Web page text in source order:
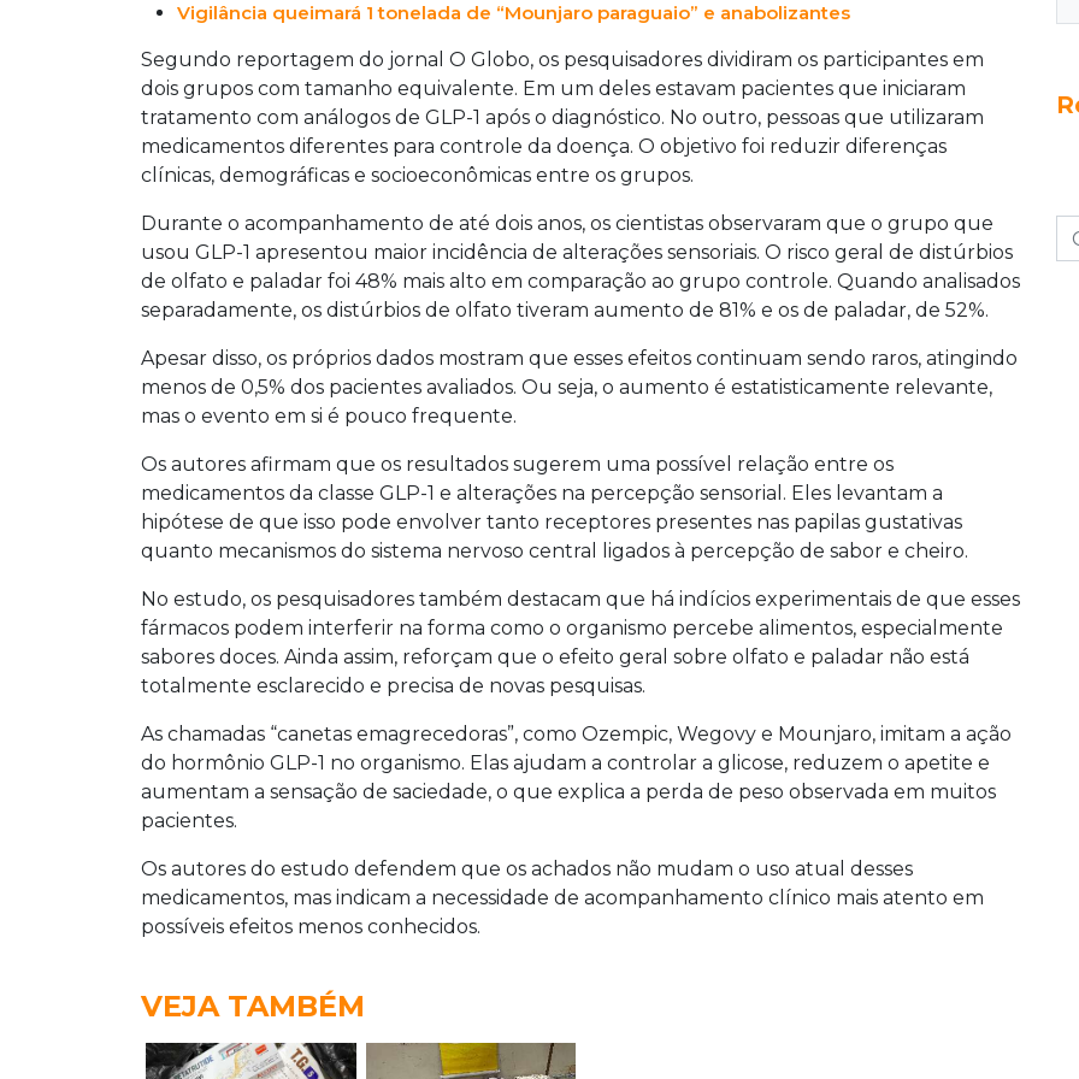
Vigilância queimará 1 tonelada de “Mounjaro paraguaio” e anabolizantes
Segundo reportagem do jornal O Globo, os pesquisadores dividiram os participantes em
dois grupos com tamanho equivalente. Em um deles estavam pacientes que iniciaram
tratamento com análogos de GLP-1 após o diagnóstico. No outro, pessoas que utilizaram
medicamentos diferentes para controle da doença. O objetivo foi reduzir diferenças
clínicas, demográficas e socioeconômicas entre os grupos.
Durante o acompanhamento de até dois anos, os cientistas observaram que o grupo que
usou GLP-1 apresentou maior incidência de alterações sensoriais. O risco geral de distúrbios
de olfato e paladar foi 48% mais alto em comparação ao grupo controle. Quando analisados
separadamente, os distúrbios de olfato tiveram aumento de 81% e os de paladar, de 52%.
Apesar disso, os próprios dados mostram que esses efeitos continuam sendo raros, atingindo
menos de 0,5% dos pacientes avaliados. Ou seja, o aumento é estatisticamente relevante,
mas o evento em si é pouco frequente.
Os autores afirmam que os resultados sugerem uma possível relação entre os
medicamentos da classe GLP-1 e alterações na percepção sensorial. Eles levantam a
hipótese de que isso pode envolver tanto receptores presentes nas papilas gustativas
quanto mecanismos do sistema nervoso central ligados à percepção de sabor e cheiro.
No estudo, os pesquisadores também destacam que há indícios experimentais de que esses
fármacos podem interferir na forma como o organismo percebe alimentos, especialmente
sabores doces. Ainda assim, reforçam que o efeito geral sobre olfato e paladar não está
totalmente esclarecido e precisa de novas pesquisas.
As chamadas “canetas emagrecedoras”, como Ozempic, Wegovy e Mounjaro, imitam a ação
do hormônio GLP-1 no organismo. Elas ajudam a controlar a glicose, reduzem o apetite e
aumentam a sensação de saciedade, o que explica a perda de peso observada em muitos
pacientes.
Os autores do estudo defendem que os achados não mudam o uso atual desses
medicamentos, mas indicam a necessidade de acompanhamento clínico mais atento em
possíveis efeitos menos conhecidos.
VEJA TAMBÉM